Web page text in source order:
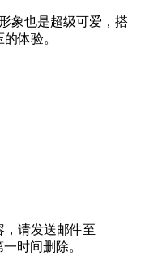
象也是超级可爱，搭
体验。
，请发送邮件至
时间删除。